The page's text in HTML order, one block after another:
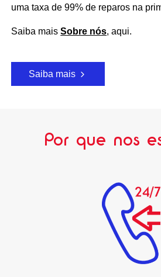
uma taxa de 99% de reparos na
Saiba maisSobre nós, aqui.
Saiba mais
Por que nos